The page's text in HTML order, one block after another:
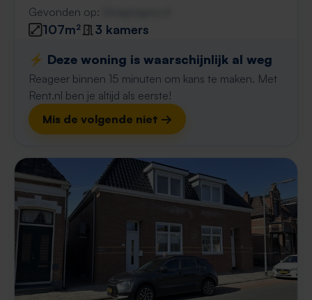
Gevonden op:
107m²
3 kamers
⚡️ Deze woning is waarschijnlijk al weg
Reageer binnen 15 minuten om kans te maken. Met
Rent.nl ben je altijd als eerste!
Mis de volgende niet →